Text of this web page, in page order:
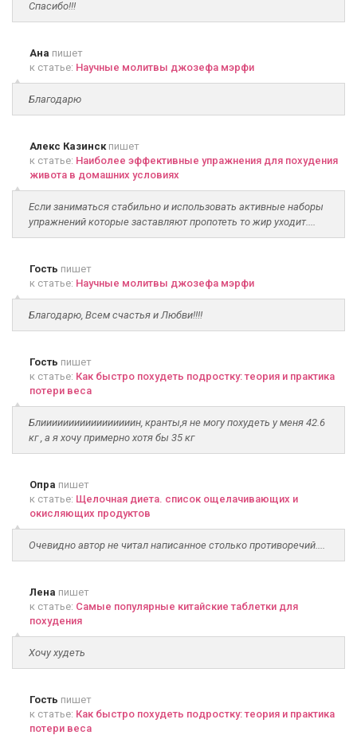
Спасибо!!!
Ана пишет
к статье: Научные молитвы джозефа мэрфи
Благодарю
Алекс Казинскпишет
к статье: Наиболее эффективные упражнения для похудения
живота в домашних условиях
Если заниматься стабильно и использовать активные наборы
упражнений которые заставляют пропотеть то жир уходит....
Гость пишет
к статье: Научные молитвы джозефа мэрфи
Благодарю, Всем счастья и Любви!!!!
Гость пишет
к статье: Как быстро похудеть подростку: теория и практика
потери веса
Блииииииииииииииииин, кранты,я не могу похудеть у меня 42.6
кг , а я хочу примерно хотя бы 35 кг
Опра пишет
к статье: Щелочная диета. список ощелачивающих и
окисляющих продуктов
Очевидно автор не читал написанное столько противоречий....
Лена пишет
к статье: Самые популярные китайские таблетки для
похудения
Хочу худеть
Гость пишет
к статье: Как быстро похудеть подростку: теория и практика
потери веса